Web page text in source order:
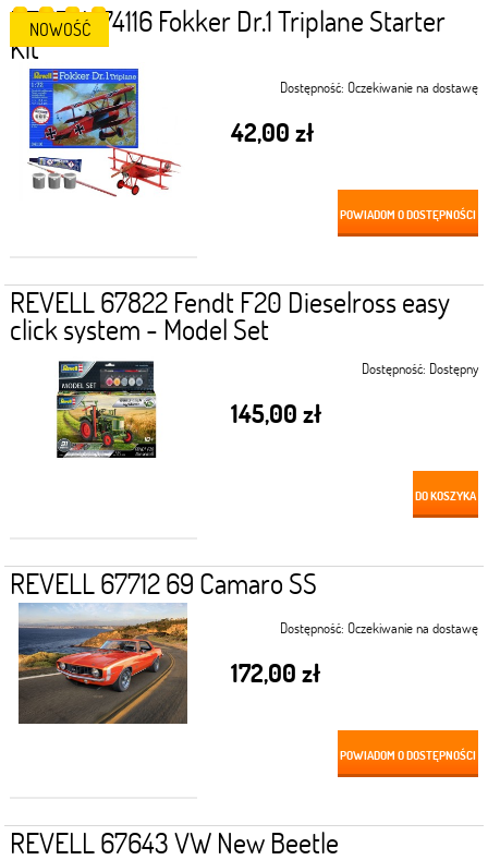
REVELL 74116 Fokker Dr.1 Triplane Starter
Kit
Dostępność: Oczekiwanie na dostawę
42,00 zł
POWIADOM O DOSTĘPNOŚCI
NOWOŚĆ
REVELL 67822 Fendt F20 Dieselross easy
click system - Model Set
Dostępność: Dostępny
145,00 zł
DO KOSZYKA
REVELL 67712 69 Camaro SS
Dostępność: Oczekiwanie na dostawę
172,00 zł
POWIADOM O DOSTĘPNOŚCI
REVELL 67643 VW New Beetle